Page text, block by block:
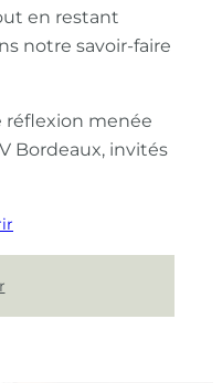
en restant
notre savoir-faire
réflexion menée
Bordeaux, invités